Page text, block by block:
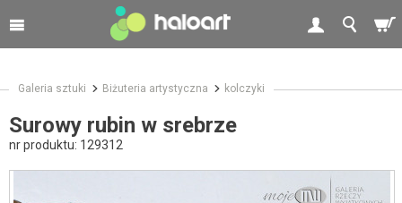
Galeria sztuki Biżuteria artystyczna kolczyki
Surowy rubin w srebrze
nr produktu: 129312